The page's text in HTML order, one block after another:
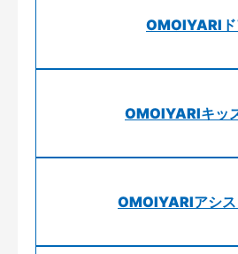
OMOIYARI
OMOIYARIキッ
OMOIYARIアシ